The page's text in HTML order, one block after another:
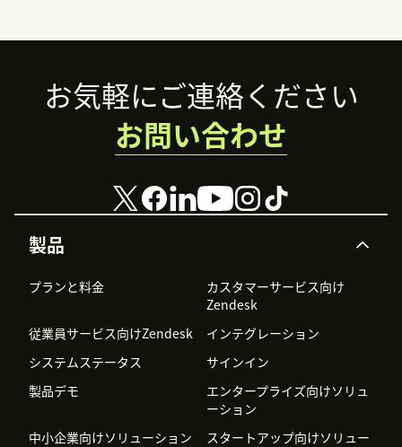
Footer
製品
プランと料金
カスタマーサービス向け
Zendesk
従業員サービス向けZendesk
インテグレーション
システムステータス
サインイン
製品デモ
エンタープライズ向けソリュ
ーション
中小企業向けソリューション
スタートアップ向けソリュー
お気軽にご連絡ください
お問い合わせ